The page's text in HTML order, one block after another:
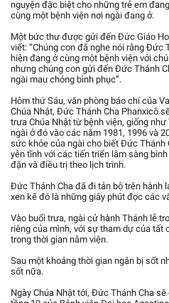
nguyện đặc biệt cho những trẻ em
cùng một bệnh viện nơi ngài đang ở.
Một bức thư được gửi đến Đức Giáo
viết: “Chúng con đã nghe nói rằng Đức
hiện đang ở cùng một bệnh viện với
nhưng chúng con gửi đến Đức Thánh
ngài mau chóng bình phục”.
Hôm thứ Sáu, văn phòng báo chí của
Chúa Nhật, Đức Thánh Cha Phanxicô
trưa Chúa Nhật từ bệnh viện, giống
ngài ở đó vào các năm 1981, 1996 và
sức khỏe của ngài cho biết Đức Thánh
yên tĩnh với các tiến triển lâm sàng
đặn và điều trị theo lịch trình.
Đức Thánh Cha đã đi tản bộ trên hành
xen kẽ đó là những giây phút đọc các
Vào buổi trưa, ngài cử hành Thánh lễ
riêng của mình, với sự tham dự của tất
trong thời gian nằm viện.
Sau một khoảng thời gian ngắn bị sốt
sốt nữa.
Ngày Chúa Nhật tới, Đức Thánh Cha